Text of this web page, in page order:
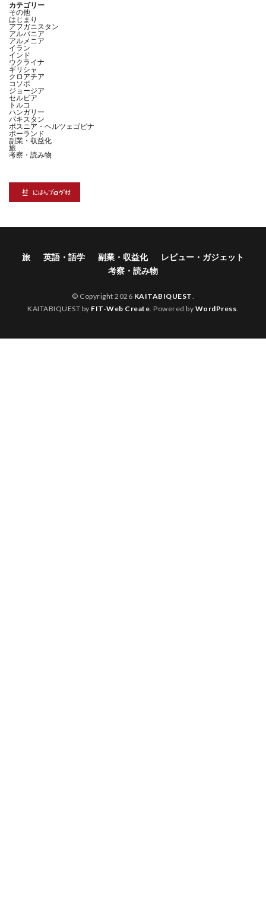
カテゴリー
その他
はじまり
アフガニスタン
アルバニア
アルメニア
イラン
インド
ウクライナ
ギリシャ
クロアチア
コソボ
ジョージア
セルビア
トルコ
ハンガリー
パキスタン
ボスニア・ヘルツェゴビナ
ポーランド
副業・収益化
旅
考察・読み物
旅 英語・語学 副業・収益化
レビュー・ガジェット
考察・読み物
© Copyright 2026 KAITABIQUEST.
KAITABIQUEST by FIT-Web Create. Powered by WordPress.